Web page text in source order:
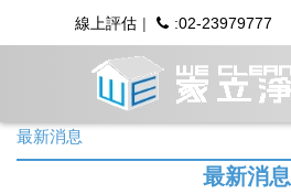
線上評估 :02-23979777
最新消息
最新消息